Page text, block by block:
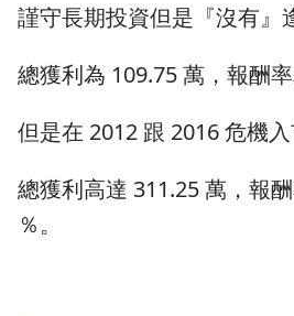
謹守長期投資但是『沒有』
總獲利為 109.75 萬，報酬率
但是在 2012 跟 2016 危機
總獲利高達 311.25 萬，報
％。